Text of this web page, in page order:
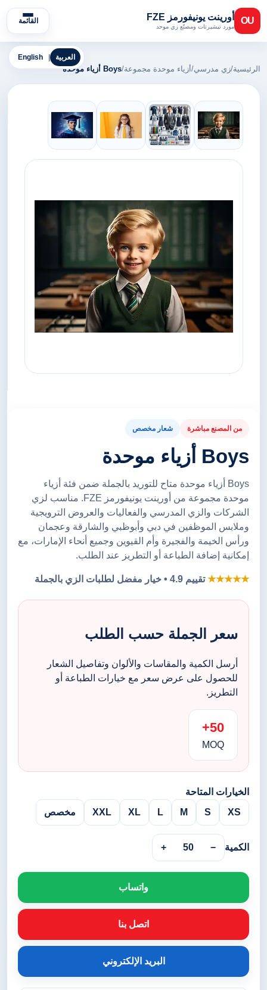
OU أورينت يونيفورمز FZE
مورد تيشيرتات ومصنّع زي موحد
القائمة
English العربية
الرئيسية/زي مدرسي/أزياء موحدة مجموعة/Boys أزياء موحدة
من المصنع مباشرة شعار مخصص
Boys أزياء موحدة
Boys أزياء موحدة متاح للتوريد بالجملة ضمن فئة أزياء
موحدة مجموعة من أورينت يونيفورمز FZE. مناسب لزي
الشركات والزي المدرسي والفعاليات والعروض الترويجية
وملابس الموظفين في دبي وأبوظبي والشارقة وعجمان
ورأس الخيمة والفجيرة وأم القيوين وجميع أنحاء الإمارات، مع
إمكانية إضافة الطباعة أو التطريز عند الطلب.
★★★★★تقييم 4.9 • خيار مفضل لطلبات الزي بالجملة
سعر الجملة حسب الطلب
أرسل الكمية والمقاسات والألوان وتفاصيل الشعار
للحصول على عرض سعر مع خيارات الطباعة أو
التطريز.
50+
MOQ
الخيارات المتاحة
XS
S
M
L
XL
XXL مخصص
الكمية −
50
+
واتساب
اتصل بنا
البريد الإلكتروني